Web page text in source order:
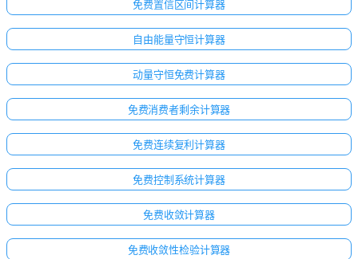
免费置信区间计算器
自由能量守恒计算器
动量守恒免费计算器
免费消费者剩余计算器
免费连续复利计算器
免费控制系统计算器
免费收敛计算器
免费收敛性检验计算器